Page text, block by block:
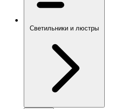
Светильники и люстры